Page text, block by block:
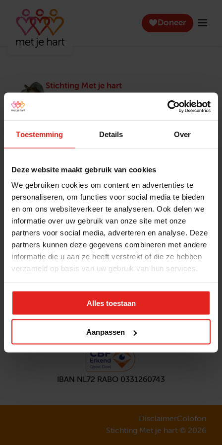
Toestemming Details Over
Deze website maakt gebruik van cookies
We gebruiken cookies om content en advertenties te
personaliseren, om functies voor social media te bieden
en om ons websiteverkeer te analyseren. Ook delen we
informatie over uw gebruik van onze site met onze
partners voor social media, adverteren en analyse. Deze
partners kunnen deze gegevens combineren met andere
informatie die u aan ze heeft verstrekt of die ze hebben
verzameld op basis van uw gebruik van hun services.
Alles toestaan
Aanpassen
Doneer
Stichting Met je hart
Stichting Met je hart laat ouderen die zich
eenzaam voelen weer genieten en inspireert
winnaar van het Appeltje van Oranje.
Actuele vacatures
Pers en media
Jaarverslag 2025
Contact
Klachtenprocedure
Privacyverklaring
Opzeggen
Volg ons
Aanmeldennieuwsbrief
IBAN NL72 RABO 0331260743
DisclaimerColofon
Stichting Met je hart © 2026